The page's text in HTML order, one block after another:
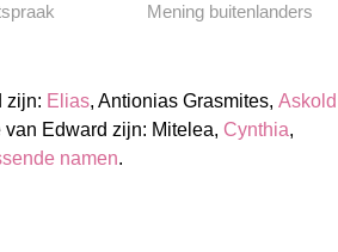
Mening buitenlanders
zijn: Elias, Antionias Grasmites, Askold
Edward zijn: Mitelea, Cynthia,
namen.